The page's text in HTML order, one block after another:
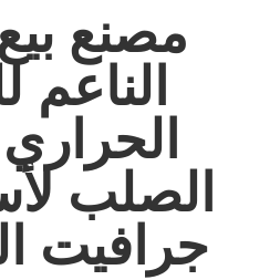
مصنع بيع
الناعم
الحراري
الصلب
جرافيت